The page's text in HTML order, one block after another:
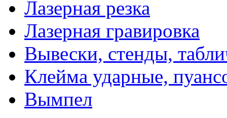
Лазерная резка
Лазерная гравировка
Вывески, стенды,
Клейма ударные,
Вымпел